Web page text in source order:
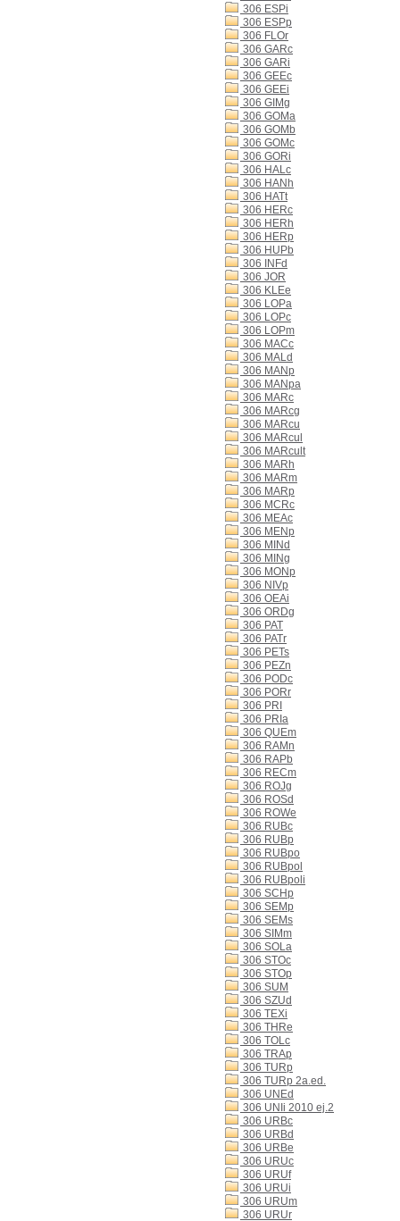
306 ESPi
306 ESPp
306 FLOr
306 GARc
306 GARi
306 GEEc
306 GEEi
306 GIMg
306 GOMa
306 GOMb
306 GOMc
306 GORi
306 HALc
306 HANh
306 HATt
306 HERc
306 HERh
306 HERp
306 HUPb
306 INFd
306 JOR
306 KLEe
306 LOPa
306 LOPc
306 LOPm
306 MACc
306 MALd
306 MANp
306 MANpa
306 MARc
306 MARcg
306 MARcu
306 MARcul
306 MARcult
306 MARh
306 MARm
306 MARp
306 MCRc
306 MEAc
306 MENp
306 MINd
306 MINg
306 MONp
306 NIVp
306 OEAi
306 ORDg
306 PAT
306 PATr
306 PETs
306 PEZn
306 PODc
306 PORr
306 PRI
306 PRIa
306 QUEm
306 RAMn
306 RAPb
306 RECm
306 ROJg
306 ROSd
306 ROWe
306 RUBc
306 RUBp
306 RUBpo
306 RUBpol
306 RUBpoli
306 SCHp
306 SEMp
306 SEMs
306 SIMm
306 SOLa
306 STOc
306 STOp
306 SUM
306 SZUd
306 TEXi
306 THRe
306 TOLc
306 TRAp
306 TURp
306 TURp 2a.ed.
306 UNEd
306 UNIi 2010 ej.2
306 URBc
306 URBd
306 URBe
306 URUc
306 URUf
306 URUi
306 URUm
306 URUr